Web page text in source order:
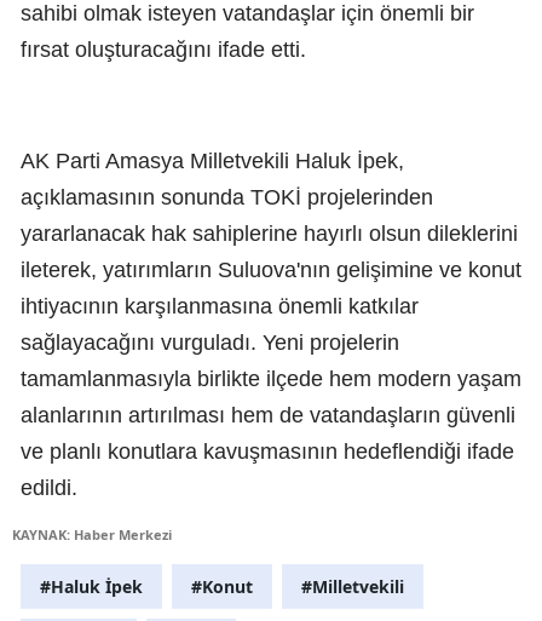
sahibi olmak isteyen vatandaşlar için önemli bir
fırsat oluşturacağını ifade etti.
AK Parti Amasya Milletvekili Haluk İpek,
açıklamasının sonunda TOKİ projelerinden
yararlanacak hak sahiplerine hayırlı olsun dileklerini
ileterek, yatırımların Suluova'nın gelişimine ve konut
ihtiyacının karşılanmasına önemli katkılar
sağlayacağını vurguladı. Yeni projelerin
tamamlanmasıyla birlikte ilçede hem modern yaşam
alanlarının artırılması hem de vatandaşların güvenli
ve planlı konutlara kavuşmasının hedeflendiği ifade
edildi.
KAYNAK: Haber Merkezi
#Haluk İpek #Konut #Milletvekili